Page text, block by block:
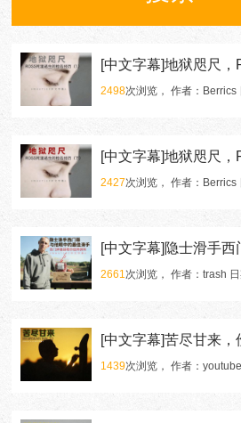
2498次浏览， 作者：
2427次浏览， 作者：
2661次浏览， 作者：trash
1439次浏览， 作者：